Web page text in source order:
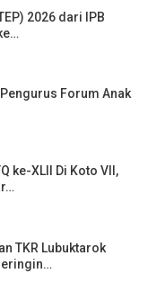
2026 dari IPB
Forum Anak
ke-XLII Di Koto VII,
TKR Lubuktarok